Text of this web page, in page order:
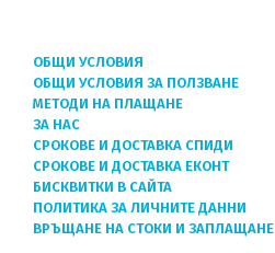
ОБЩИ УСЛОВИЯ
ОБЩИ УСЛОВИЯ ЗА ПОЛЗВАНЕ
МЕТОДИ НА ПЛАЩАНЕ
ЗА НАС
СРОКОВЕ И ДОСТАВКА СПИДИ
СРОКОВЕ И ДОСТАВКА ЕКОНТ
БИСКВИТКИ В САЙТА
ПОЛИТИКА ЗА ЛИЧНИТЕ ДАННИ
ВРЪЩАНЕ НА СТОКИ И ЗАПЛАЩАНЕ